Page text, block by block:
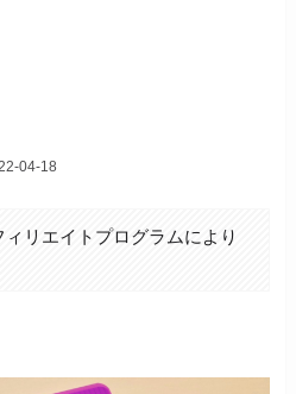
04-18
リエイトプログラムにより